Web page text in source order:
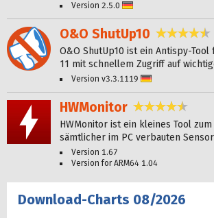
Version 2.5.0
O&O ShutUp10
O&O ShutUp10 ist ein Antispy-Tool
11 mit schnellem Zugriff auf
Version v3.3.1119
HWMonitor 4,6
HWMonitor ist ein kleines Tool
sämtlicher im PC verbauten
Version 1.67
Version for ARM64 1.04
Download-Charts 08/2026